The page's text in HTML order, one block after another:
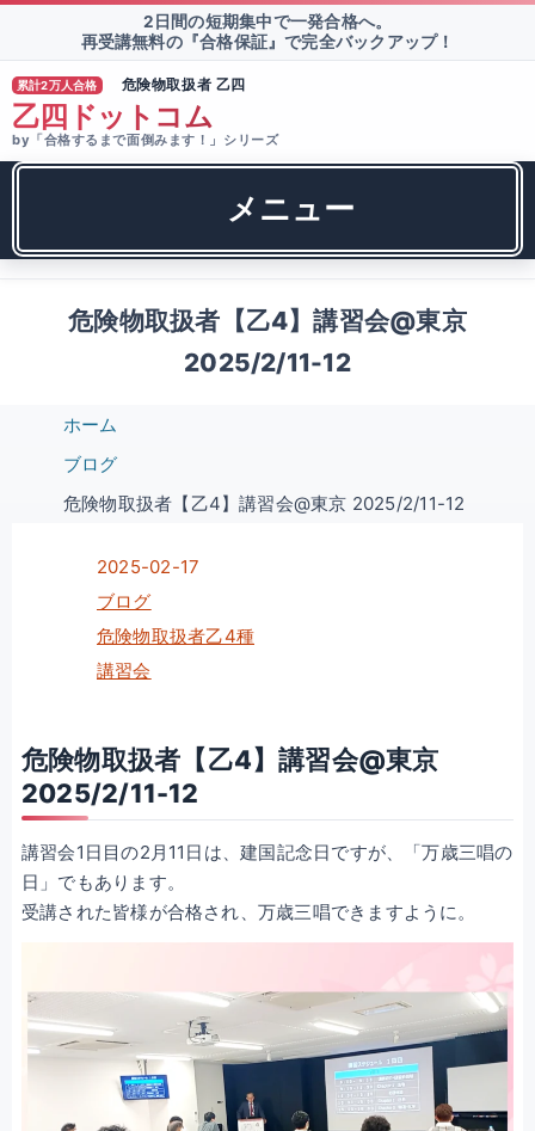
2日間の短期集中で一発合格へ。
再受講無料の『合格保証』で完全バックアップ！
累計2万人合格 危険物取扱者 乙四
乙四ドットコム
by「合格するまで面倒みます！」シリーズ
メニュー
危険物取扱者【乙4】講習会@東京
2025/2/11-12
ホーム
ブログ
危険物取扱者【乙4】講習会@東京 2025/2/11-12
2025-02-17
ブログ
危険物取扱者乙4種
講習会
危険物取扱者【乙4】講習会@東京
2025/2/11-12
講習会1日目の2月11日は、建国記念日ですが、「万歳三唱の
日」でもあります。
受講された皆様が合格され、万歳三唱できますように。